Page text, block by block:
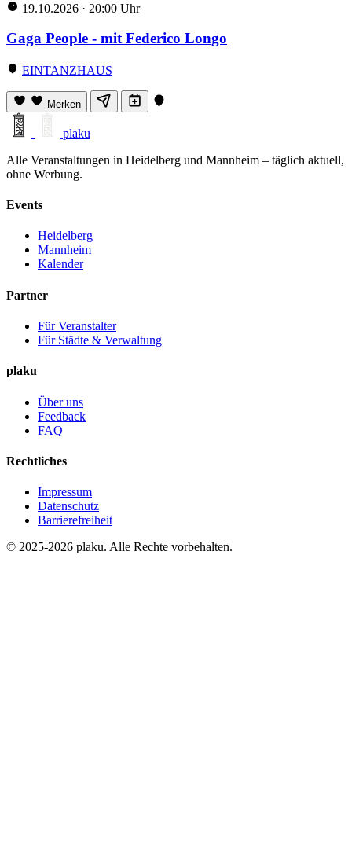
19.10.2026 · 20:00 Uhr
Gaga People - mit Federico Longo
EINTANZHAUS
Merken
plaku
Alle Veranstaltungen in Heidelberg und Mannheim – täglich aktuell,
ohne Werbung.
Events
Heidelberg
Mannheim
Kalender
Partner
Für Veranstalter
Für Städte & Verwaltung
plaku
Über uns
Feedback
FAQ
Rechtliches
Impressum
Datenschutz
Barrierefreiheit
© 2025-2026 plaku. Alle Rechte vorbehalten.